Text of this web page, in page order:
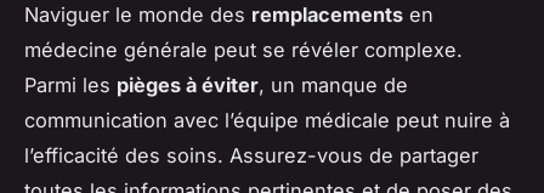
Naviguer le monde des remplacements en
médecine générale peut se révéler complexe.
Parmi les pièges à éviter, un manque de
communication avec l’équipe médicale peut nuire à
l’efficacité des soins. Assurez-vous de partager